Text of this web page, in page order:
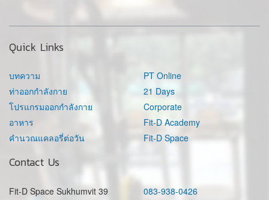
Quick Links
บทความ
ท่าออกกำลังกาย
โปรแกรมออกกำลังกาย
อาหาร
คำนวณแคลอรี่ต่อวัน
PT Online
21 Days
Corporate
Fit-D Academy
Fit-D Space
Contact Us
Fit-D Space Sukhumvit 39
083-938-0426